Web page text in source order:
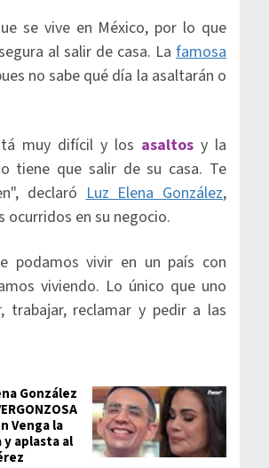
se vive en México, por lo que
al salir de casa. La famosa
no sabe qué día la asaltarán o
muy difícil y los asaltos y la
tiene que salir de su casa. Te
declaróLuz Elena González,
ocurridos en su negocio.
podamos vivir en un país con
viviendo. Lo único que uno
trabajar, reclamar y pedir a las
González
Venga la
y aplasta al